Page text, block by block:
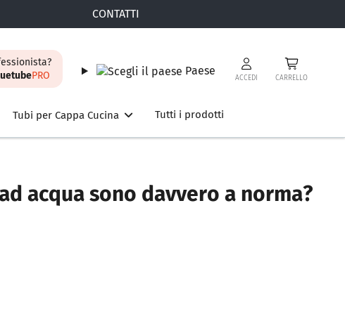
CONTATTI
PRO Paese
ACCEDI CARRELLO
Tubi per Cappa Cucina Tutti i prodotti
acqua sono davvero a norma?